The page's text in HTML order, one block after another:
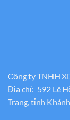
Công ty TNHH
Địa chỉ: 592 Lê
Trang, tỉnh